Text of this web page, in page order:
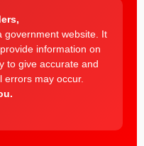
government website. It
information on
to give accurate and
errors may occur.